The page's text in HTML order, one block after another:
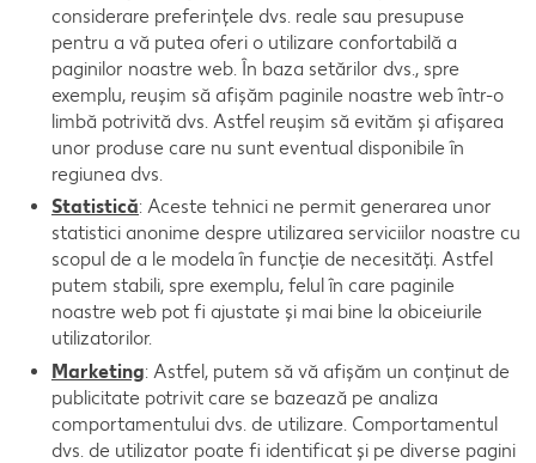
considerare preferințele dvs. reale sau presupuse
pentru a vă putea oferi o utilizare confortabilă a
paginilor noastre web. În baza setărilor dvs., spre
exemplu, reușim să afișăm paginile noastre web într-o
limbă potrivită dvs. Astfel reușim să evităm și afișarea
unor produse care nu sunt eventual disponibile în
regiunea dvs.
Statistică: Aceste tehnici ne permit generarea unor
statistici anonime despre utilizarea serviciilor noastre cu
scopul de a le modela în funcție de necesități. Astfel
putem stabili, spre exemplu, felul în care paginile
noastre web pot fi ajustate și mai bine la obiceiurile
utilizatorilor.
Marketing: Astfel, putem să vă afișăm un conținut de
publicitate potrivit care se bazează pe analiza
comportamentului dvs. de utilizare. Comportamentul
dvs. de utilizator poate fi identificat și pe diverse pagini